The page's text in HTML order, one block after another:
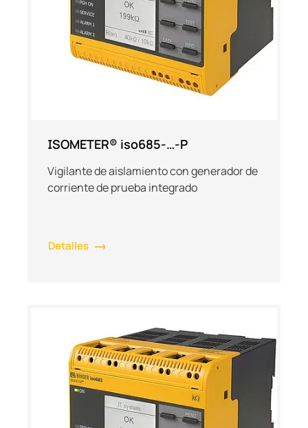
ISOMETER® iso685-…-P
Vigilante de aislamiento con generador de
corriente de prueba integrado
Detalles